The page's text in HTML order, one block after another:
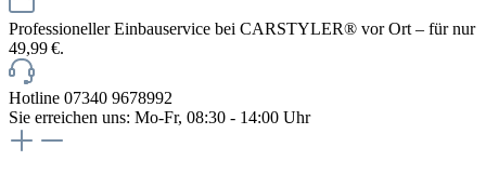
Professioneller Einbauservice bei CARSTYLER® vor Ort – für nur
49,99 €.
Hotline 07340 9678992
Sie erreichen uns: Mo-Fr, 08:30 - 14:00 Uhr